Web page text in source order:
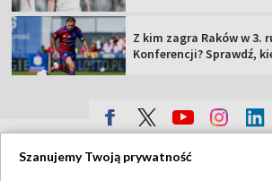
Z kim zagra Raków w 3.
Konferencji? Sprawdź,
Szanujemy Twoją prywatność